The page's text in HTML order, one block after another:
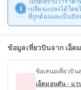
โปรดทราบว่าราค
เปลี่ยนแปลงได้โด
ที่ถูกต้องและเป็นปั
ข้อมูลเที่ยวบินจาก เอ็ด
ข้อเสนอเที่ยวบิน
เอ็ดมอนตัน - แว